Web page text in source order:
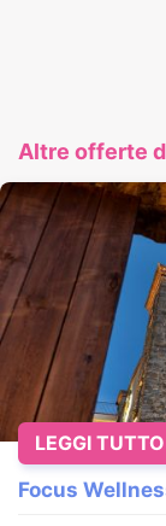
Altre offerte
Focus
LEGGI TUTTO